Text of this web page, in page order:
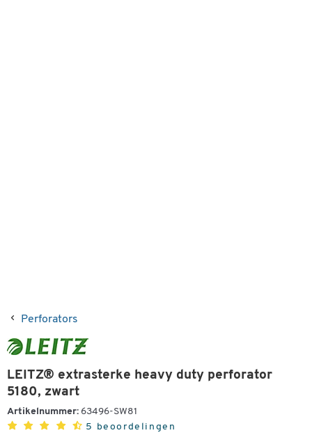
Perforators
LEITZ® extrasterke heavy duty perforator
5180, zwart
Artikelnummer: 63496-SW81
5 beoordelingen